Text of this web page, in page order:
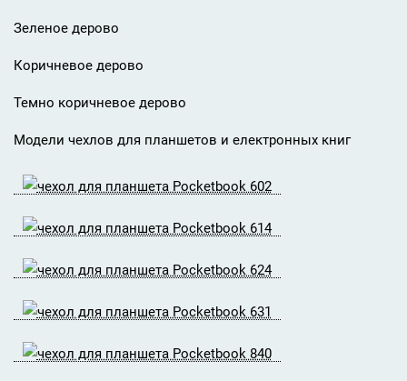
Зеленое дерово
Коричневое дерово
Темно коричневое дерово
Модели чехлов для планшетов и електронных книг